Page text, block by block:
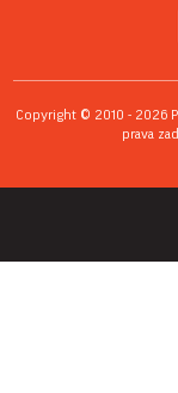
Copyright © 2010 - 2026
prava